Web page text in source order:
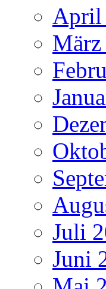
April
Juli
Juni